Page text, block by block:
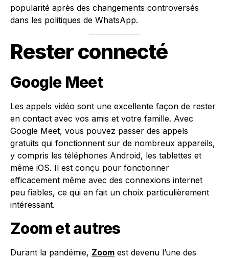
popularité après des changements controversés
dans les politiques de WhatsApp.
Rester connecté
Google Meet
Les appels vidéo sont une excellente façon de rester
en contact avec vos amis et votre famille. Avec
Google Meet, vous pouvez passer des appels
gratuits qui fonctionnent sur de nombreux appareils,
y compris les téléphones Android, les tablettes et
même iOS. Il est conçu pour fonctionner
efficacement même avec des connexions internet
peu fiables, ce qui en fait un choix particulièrement
intéressant.
Zoom et autres
Durant la pandémie, Zoom est devenu l’une des